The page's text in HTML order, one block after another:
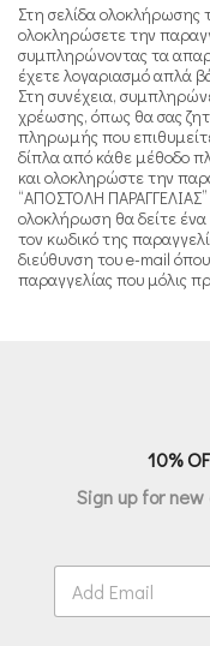
Στη σελίδα ολοκλήρωσης
ολοκληρώσετε την
συμπληρώνοντας τα
έχετε λογαριασμό απλά
Στη συνέχεια,
χρέωσης, όπως θα σας
πληρωμής που
δίπλα από κάθε μέθοδο
και ολοκληρώστε την
“ΑΠΟΣΤΟΛΗ
ολοκλήρωση θα δείτε
τον κωδικό της
διεύθυνση του e-mail
παραγγελίας που μόλις
10%
Sign up for
E
a